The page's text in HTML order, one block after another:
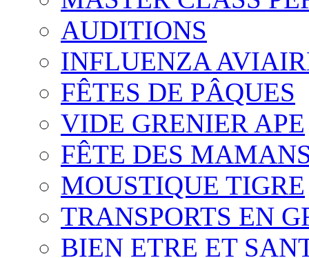
AUDITIONS
INFLUENZA
FÊTES DE PÂQUES
VIDE GRENIER APE
FÊTE DES
MOUSTIQUE TIGRE
TRANSPORTS EN
BIEN ETRE ET